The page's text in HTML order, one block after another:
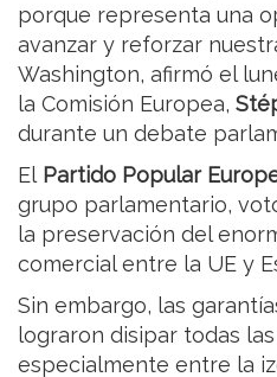
porque representa una
avanzar y reforzar
Washington, afirmó el
la Comisión Europea,
durante un debate
El Partido Popular
grupo parlamentario,
la preservación del
comercial entre la UE y
Sin embargo, las
lograron disipar todas
especialmente entre la